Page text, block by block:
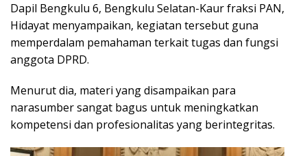
Dapil Bengkulu 6, Bengkulu Selatan-Kaur fraksi PAN,
Hidayat menyampaikan, kegiatan tersebut guna
memperdalam pemahaman terkait tugas dan fungsi
anggota DPRD.
Menurut dia, materi yang disampaikan para
narasumber sangat bagus untuk meningkatkan
kompetensi dan profesionalitas yang berintegritas.